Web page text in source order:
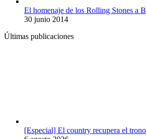
El homenaje de los Rolling Stones a
30 junio 2014
Últimas publicaciones
[Especial] El country recupera el